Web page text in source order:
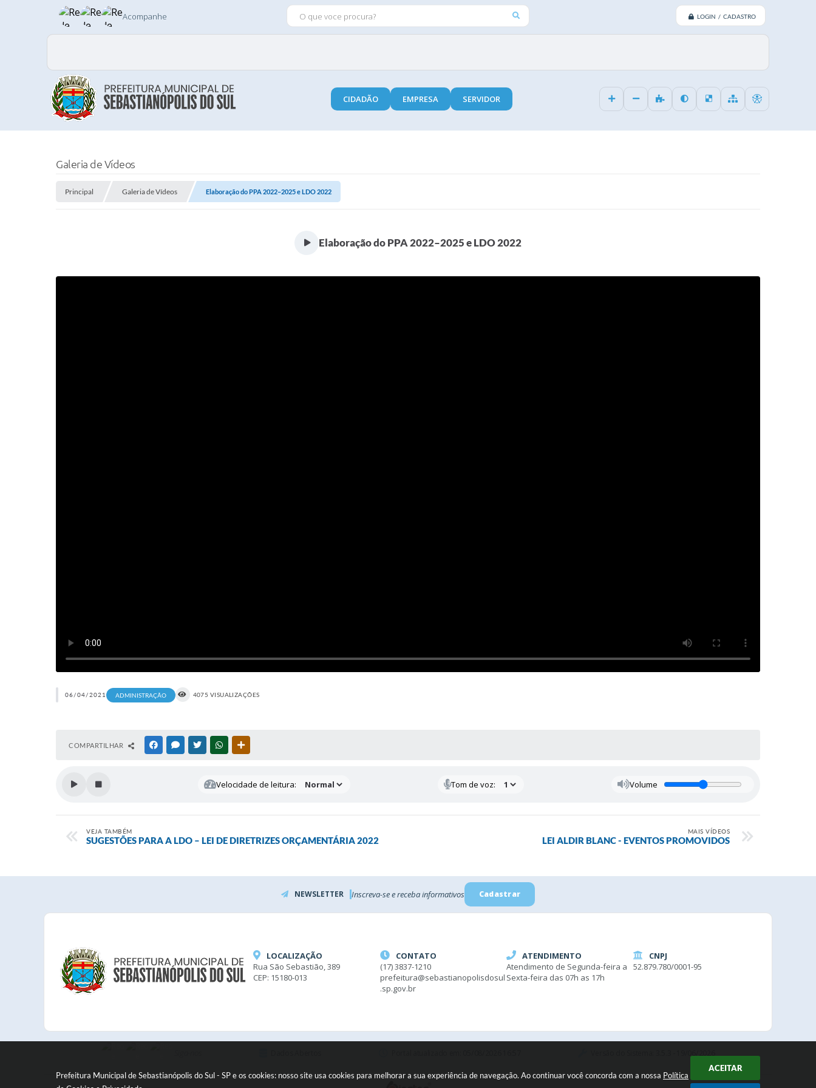
Prefeitura Municipal de Sebastianópolis do Sul - SP e os cookies: nosso site usa cookies para melhorar a sua experiência de navegação. Ao continuar você concorda com a nossa Política
ACEITAR
LOGIN / CADASTRO
O QUE VOCE PROCURA?
Acompanhe
CIDADÃO EMPRESA SERVIDOR
Galeria de Vídeos
Principal Galeria de Vídeos Elaboração do PPA 2022–2025 e LDO 2022
Elaboração do PPA 2022–2025 e LDO 2022
06/04/2021 ADMINISTRAÇÃO 4075 VISUALIZAÇÕES
COMPARTILHAR FACEBOOKMESSENGER
TWITTERWHATSAPP
Velocidade de leitura: Tom de voz: Volume
VEJA TAMBÉM
SUGESTÕES PARA A LDO – LEI DE DIRETRIZES ORÇAMENTÁRIA 2022
MAIS VÍDEOS
LEI ALDIR BLANC - EVENTOS PROMOVIDOS
NEWSLETTER Inscreva-se e receba informativos Cadastrar
LOCALIZAÇÃO
Rua São Sebastião, 389
CEP: 15180-013
CONTATO
(17) 3837-1210
prefeitura@sebastianopolisdosul
.sp.gov.br
ATENDIMENTO
Atendimento de Segunda-feira a
Sexta-feira das 07h as 17h
CNPJ
52.879.780/0001-95